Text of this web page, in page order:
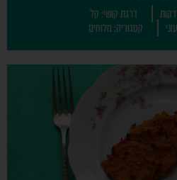
דרגת קושי: קל
קטגוריה: מלוחים